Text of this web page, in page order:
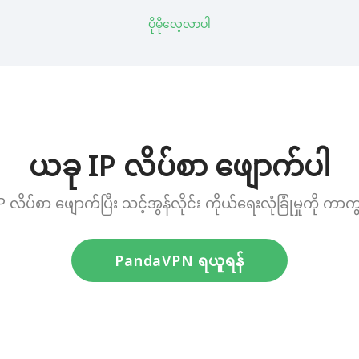
ပိုမိုလေ့လာပါ
ယခု IP လိပ်စာ ဖျောက်ပါ
လိပ်စာ ဖျောက်ပြီး သင့်အွန်လိုင်း ကိုယ်ရေးလုံခြုံမှုကို ကာ
PandaVPN ရယူရန်